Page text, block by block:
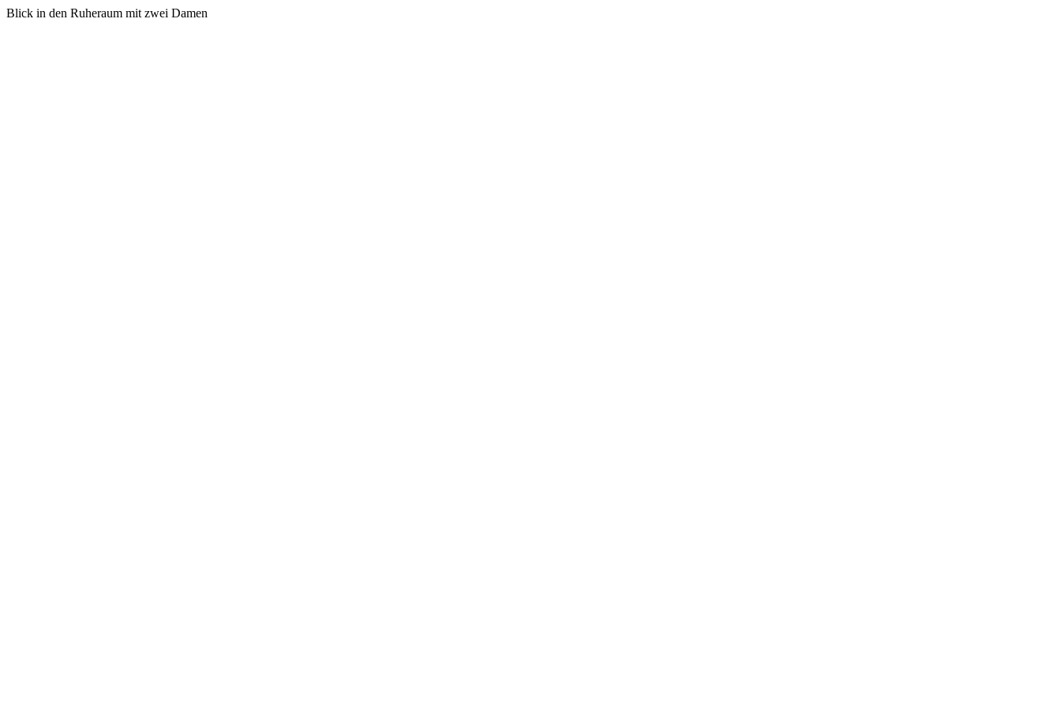
Blick in den Ruheraum mit zwei Damen